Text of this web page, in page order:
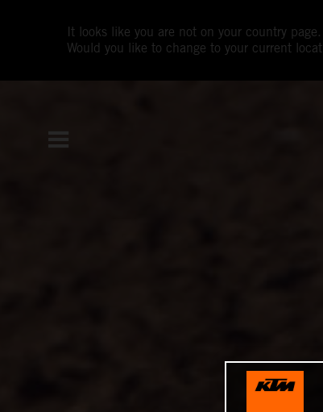
It looks like you are not on your country page.
Would you like to change to your current